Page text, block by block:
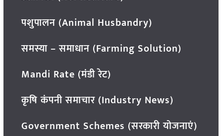
पशुपालन (Animal Husbandry)
समस्या – समाधान (Farming Solution)
Mandi Rate (मंडी रेट)
कृषि कंपनी समाचार (Industry News)
Government Schemes (सरकारी योजनाएं)